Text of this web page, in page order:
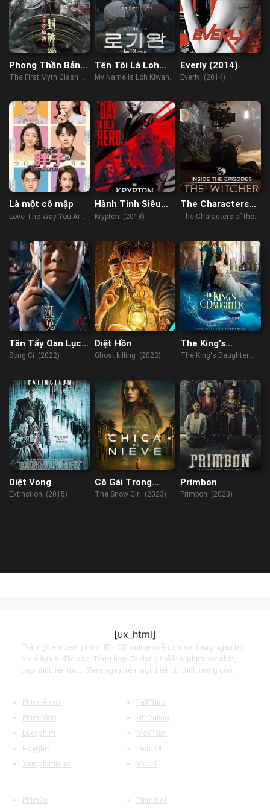
Phong Thần Bảng:
Đại Phá Vạn Tiên
The First Myth Clash of
Tên Tôi Là Loh
Kiwan
My Name Is Loh Kiwan
Everly (2014)
Everly (2014)
Là một cô mập
Love The Way You Are
Hành Tinh Siêu
Nhân
Krypton (2018)
The Characters
Of The Continent
The Characters of the
Tân Tẩy Oan Lục:
Tống Từ
Song Ci (2022)
Diệt Hồn
Ghost killing (2023)
The King’s
Daughter
The King's Daughter
Diệt Vong
Extinction (2015)
Cô Gái Trong
Tuyết
The Snow Girl (2023)
Primbon
Primbon (2023)